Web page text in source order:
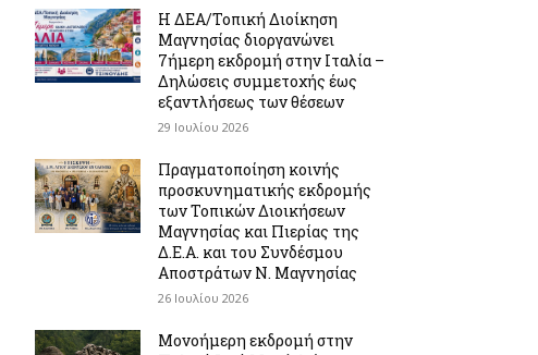
Η ΔΕΑ/Τοπική Διοίκηση
Μαγνησίας διοργανώνει
7ήμερη εκδρομή στην Ιταλία –
Δηλώσεις συμμετοχής έως
εξαντλήσεως των θέσεων
29 Ιουλίου 2026
Πραγματοποίηση κοινής
προσκυνηματικής εκδρομής
των Τοπικών Διοικήσεων
Μαγνησίας και Πιερίας της
Δ.Ε.Α. και του Συνδέσμου
Αποστράτων Ν. Μαγνησίας
26 Ιουλίου 2026
Μονοήμερη εκδρομή στην